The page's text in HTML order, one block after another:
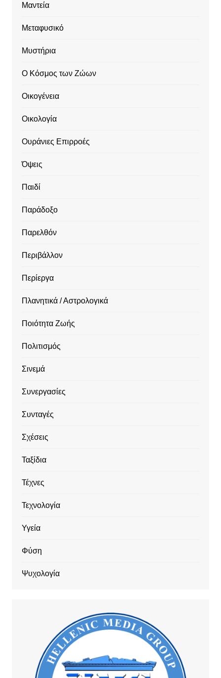
Μαντεία
Μεταφυσικό
Μυστήρια
Ο Κόσμος των Ζώων
Οικογένεια
Οικολογία
Ουράνιες Επιρροές
Όψεις
Παιδί
Παράδοξο
Παρελθόν
Περιβάλλον
Περίεργα
Πλανητικά / Αστρολογικά
Ποιότητα Ζωής
Πολιτισμός
Σινεμά
Συνεργασίες
Συνταγές
Σχέσεις
Ταξίδια
Τέχνες
Τεχνολογία
Υγεία
Φύση
Ψυχολογία